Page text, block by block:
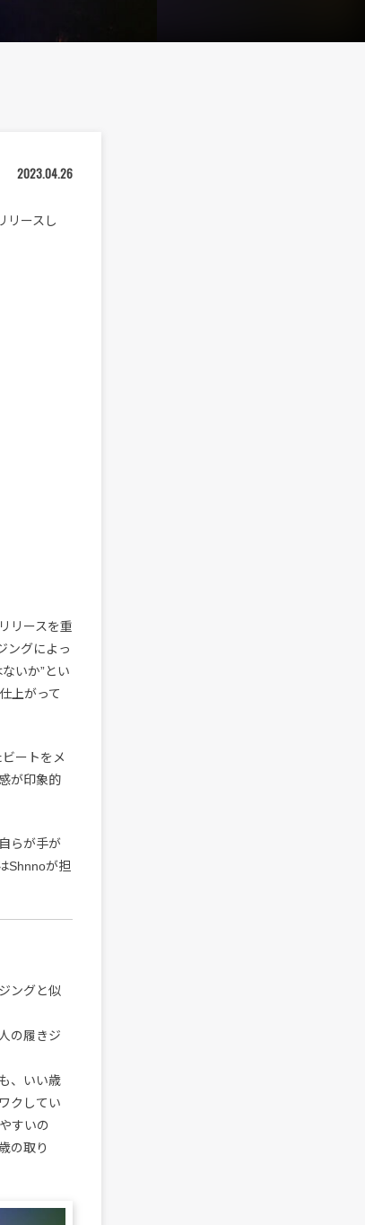
2023.04.26
リースし
リースを重
ングによっ
いか”とい
上がって
ートをメ
が印象的
らが手が
Shnnoが担
ングと似
の履きジ
、いい歳
クしてい
すいの
の取り